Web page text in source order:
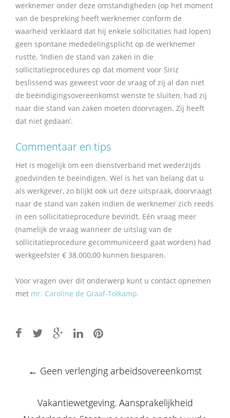
werknemer onder deze omstandigheden (op het moment
van de bespreking heeft werknemer conform de
waarheid verklaard dat hij enkele sollicitaties had lopen)
geen spontane mededelingsplicht op de werknemer
rustte. ‘Indien de stand van zaken in die
sollicitatieprocedures op dat moment voor Siriz
beslissend was geweest voor de vraag of zij al dan niet
de beëindigingsovereenkomst wenste te sluiten, had zij
naar die stand van zaken moeten doorvragen. Zij heeft
dat niet gedaan’.
Commentaar en tips
Het is mogelijk om een dienstverband met wederzijds
goedvinden te beëindigen. Wel is het van belang dat u
als werkgever, zo blijkt ook uit deze uitspraak, doorvraagt
naar de stand van zaken indien de werknemer zich reeds
in een sollicitatieprocedure bevindt. Eén vraag meer
(namelijk de vraag wanneer de uitslag van de
sollicitatieprocedure gecommuniceerd gaat worden) had
werkgeefster € 38.000,00 kunnen besparen.
Voor vragen over dit onderwerp kunt u contact opnemen
met mr. Caroline de Graaf-Tolkamp.
navigation
← Geen verlenging arbeidsovereenkomst
Vakantiewetgeving. Aansprakelijkheid